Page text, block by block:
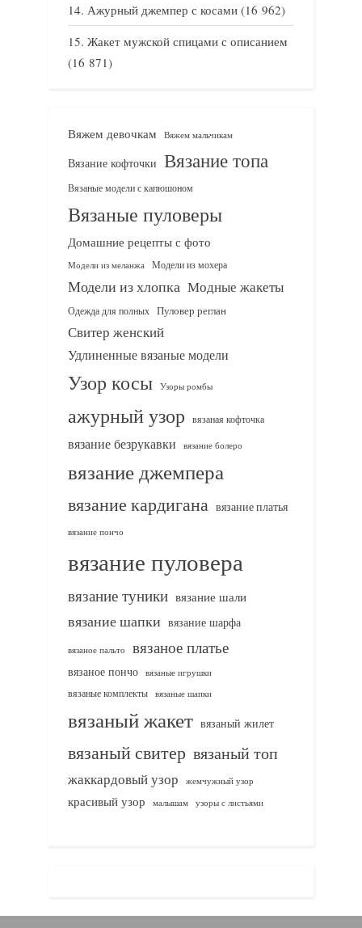
Ажурный джемпер с косами (16 962)
Жакет мужской спицами с описанием
(16 871)
Вяжем девочкам Вяжем мальчикам
Вязание кофточки Вязание топа
Вязаные модели с капюшоном
Вязаные пуловеры
Домашние рецепты с фото
Модели из меланжа Модели из мохера
Модели из хлопка Модные жакеты
Одежда для полных Пуловер реглан
Свитер женский
Удлиненные вязаные модели
Узор косы Узоры ромбы
ажурный узор вязаная кофточка
вязание безрукавки вязание болеро
вязание джемпера
вязание кардигана вязание платья
вязание пончо
вязание пуловера
вязание туники вязание шали
вязание шапки вязание шарфа
вязаное пальто вязаное платье
вязаное пончо вязаные игрушки
вязаные комплекты
вязаные шапки
вязаный жакет вязаный жилет
вязаный свитер вязаный топ
жаккардовый узор жемчужный узор
красивый узор малышам узоры с листьями